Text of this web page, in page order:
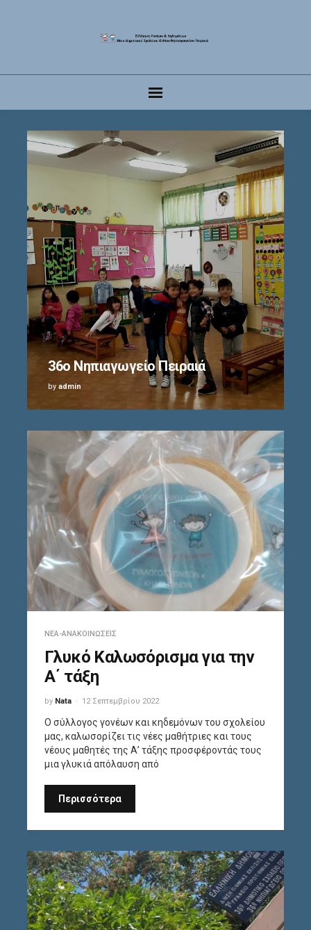
36ο Δημοτικό σχολείο
by admin
ΝΈΑ-ΑΝΑΚΟΙΝΏΣΕΙΣ
Γλυκό Καλωσόρισμα για την
Α΄ τάξη
by Nata 12 Σεπτεμβρίου 2022
Ο σύλλογος γονέων και κηδεμόνων του σχολείου
μας, καλωσορίζει τις νέες μαθήτριες και τους
νέους μαθητές της Α’ τάξης προσφέροντάς τους
μια γλυκιά απόλαυση από
Περισσότερα